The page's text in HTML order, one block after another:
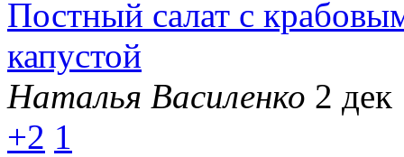
Постный салат с
капустой
Наталья Василенко 2
+2 1